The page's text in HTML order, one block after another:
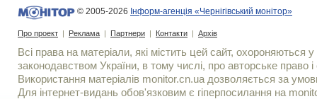
© 2005-2026 Інформ-агенція «Чернігівський монітор»
Про проект | Реклама | Партнери | Контакти | Архів
Всі права на матеріали, які містить цей сайт, охороняються у
законодавством України, в тому числі, про авторське право і
Використання матерiалiв monitor.cn.ua дозволяється за
Для iнтернет-видань обов'язковим є гiперпосилання на